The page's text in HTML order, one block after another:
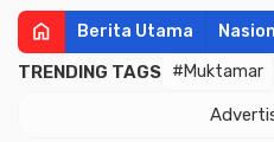
home Berita Utama
TRENDING TAGS #Muktamar